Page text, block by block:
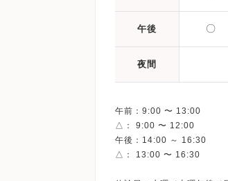
午後 〇
夜間
午前：9:00 〜 13:00
△： 9:00 〜 12:00
午後：14:00 ～ 16:30
△： 13:00 〜 16:30